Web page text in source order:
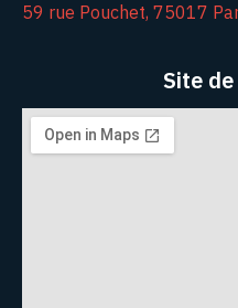
59 rue Pouchet, 75017
Site